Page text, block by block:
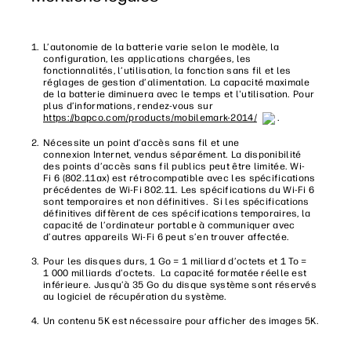
L’autonomie de la batterie varie selon le modèle, la
configuration, les applications chargées, les
fonctionnalités, l’utilisation, la fonction sans fil et les
réglages de gestion d’alimentation. La capacité maximale
de la batterie diminuera avec le temps et l'utilisation. Pour
plus d’informations, rendez-vous sur
https://bapco.com/products/mobilemark-2014/
.
Nécessite un point d’accès sans fil et une
connexion Internet, vendus séparément. La disponibilité
des points d’accès sans fil publics peut être limitée. Wi-
Fi 6 (802.11ax) est rétrocompatible avec les spécifications
précédentes de Wi-Fi 802.11. Les spécifications du Wi-Fi 6
sont temporaires et non définitives. Si les spécifications
définitives diffèrent de ces spécifications temporaires, la
capacité de l’ordinateur portable à communiquer avec
d’autres appareils Wi-Fi 6 peut s’en trouver affectée.
Pour les disques durs, 1 Go = 1 milliard d’octets et 1 To =
1 000 milliards d’octets. La capacité formatée réelle est
inférieure. Jusqu’à 35 Go du disque système sont réservés
au logiciel de récupération du système.
Un contenu 5K est nécessaire pour afficher des images 5K.